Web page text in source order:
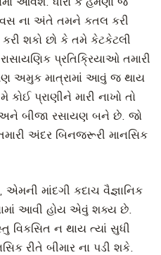
ના અંતે તમને કતલ કરી
શકો છો કે તમે કેટકેટલી
પ્રતિક્રિયાઓ તમારી
અમુક માત્રામાં આવું જ થાય
પ્રાણીને મારી નાખો તો
અને બીજા રસાયણ બને છે. જો
અંદર બિનજરૂરી માનસિક
માંદગી કદાચ વૈજ્ઞાનિક
આવી હોય એવું શક્ય છે.
વિકસિત ન થાય ત્યાં સુધી
રીતે બીમાર ના પડી શકે.